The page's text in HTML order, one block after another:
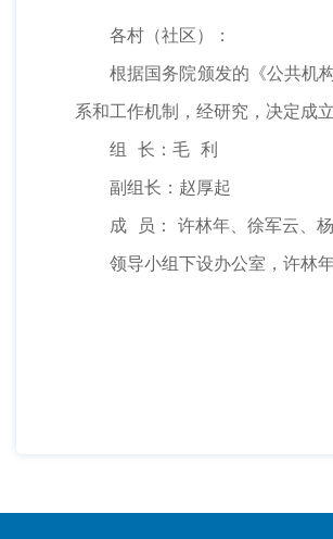
各村（社区）：
根据国务院颁发的《公共机构
系和工作机制，经研究，决定成
组 长：毛 利
副组长：赵厚起
成 员： 许林年、徐军云、杨
领导小组下设办公室，